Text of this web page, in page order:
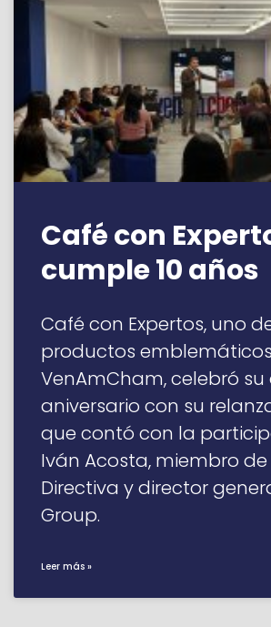
Café con
cumple 10 años
Café con Expertos, uno
productos
VenAmCham, celebró
aniversario con su
que contó con la
Iván Acosta, miembro
Directiva y director
Group.
Leer más »